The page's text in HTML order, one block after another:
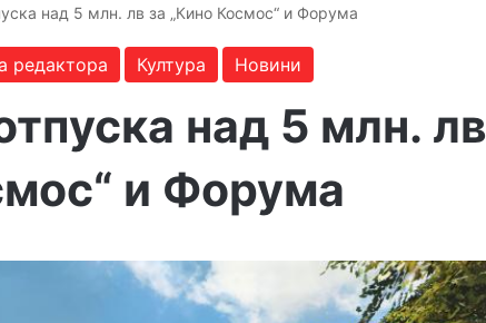
над 5 млн. лв за „Кино Космос“ и Форума
редактора Култура Новини
над 5 млн. лв
и Форума